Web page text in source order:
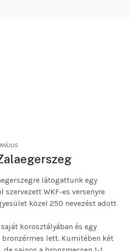
látogattunk egy
WKF-es versenyre
közel 250 nevezést adott
korosztályában és egy
lett. Kumitében két